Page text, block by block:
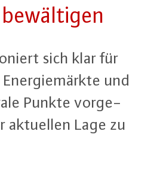
sich klar für
und
Punkte vor­ge­
aktuellen Lage zu